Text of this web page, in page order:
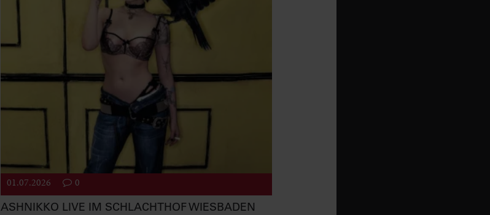
01.07.2026 0
ASHNIKKO LIVE IM SCHLACHTHOF WIESBADEN